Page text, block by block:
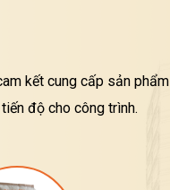
kết cung cấp sản phẩm
độ cho công trình.